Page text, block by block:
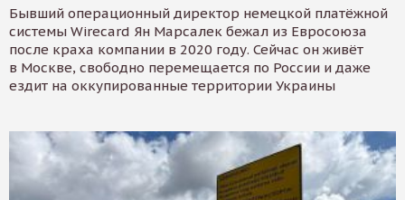
Бывший операционный директор немецкой платёжной
системы Wirecard Ян Марсалек бежал из Евросоюза
после краха компании в 2020 году. Сейчас он живёт
в Москве, свободно перемещается по России и даже
ездит на оккупированные территории Украины